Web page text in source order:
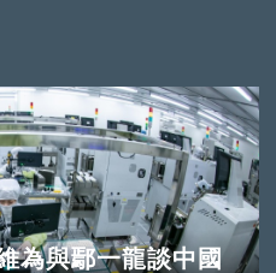
為與鄢一龍談中國